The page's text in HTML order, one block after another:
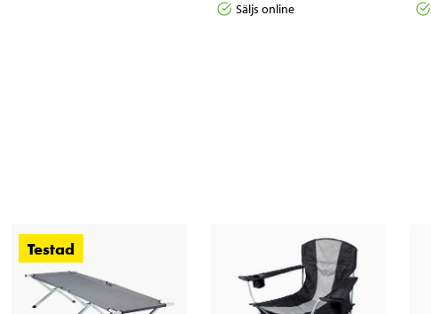
Säljs online
Testad